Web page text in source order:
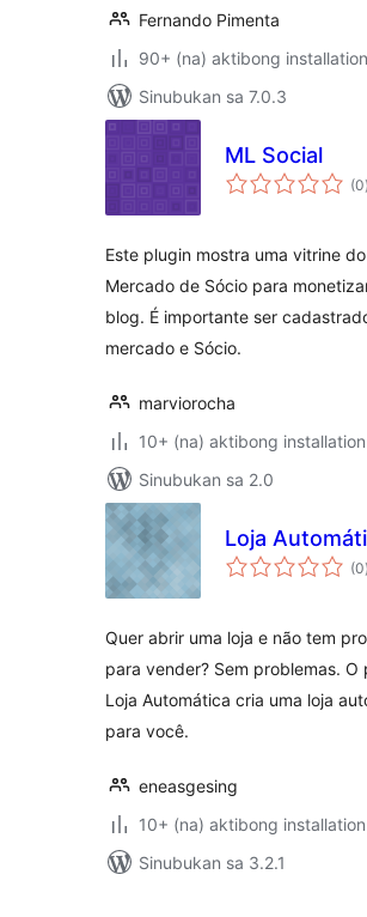
Fernando Pimenta
90+ (na) aktibong installation
Sinubukan sa 7.0.3
ML Social
(0)
Este plugin mostra uma vitrine do
Mercado de Sócio para
blog. É importante ser
mercado e Sócio.
marviorocha
10+ (na) aktibong installation
Sinubukan sa 2.0
Loja
(0)
Quer abrir uma loja e não tem
para vender? Sem problemas. O
Loja Automática cria uma loja
para você.
eneasgesing
10+ (na) aktibong installation
Sinubukan sa 3.2.1